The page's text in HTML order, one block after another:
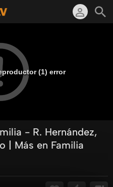
(1) error
- R. Hernández,
| Más en Familia